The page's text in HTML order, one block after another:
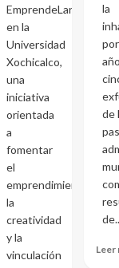
EmprendeLand
en la
Universidad
Xochicalco,
una
iniciativa
orientada
a
fomentar
el
emprendimiento,
la
creatividad
y la
vinculación
la
de
Leer